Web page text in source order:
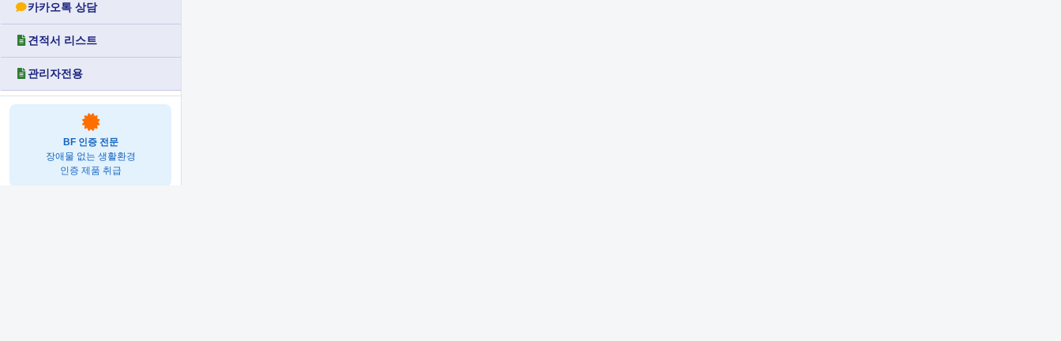
카카오톡 상담
견적서 리스트
관리자전용
BF 인증 전문
장애물 없는 생활환경
인증 제품 취급